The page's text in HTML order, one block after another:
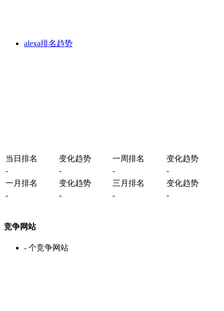
alexa排名趋势
当日排名 变化趋势 一周排名
变化趋势
-
- -
-
一月排名
变化趋势 三月排名
变化趋势
-
- - -
竞争网站
- 个竞争网站